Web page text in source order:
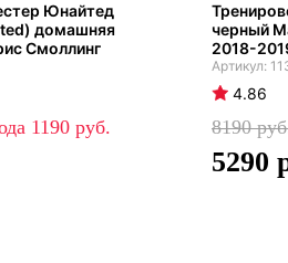
Юнайтед
домашняя
Смоллинг
1190
черный
2018-
4.86
8190
5290